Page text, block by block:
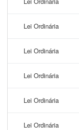
Lei Ordinária
Lei Ordinária
Lei Ordinária
Lei Ordinária
Lei Ordinária